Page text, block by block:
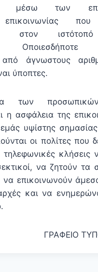
μέσω των
που
στον
Οποιεσδήποτε
από άγνωστους
ύποπτες.
των
η ασφάλεια της
υψίστης σημασίας
οι πολίτες που
τηλεφωνικές κλήσεις
να ζητούν τα
επικοινωνούν
και να
ΓΡΑΦΕΙΟ